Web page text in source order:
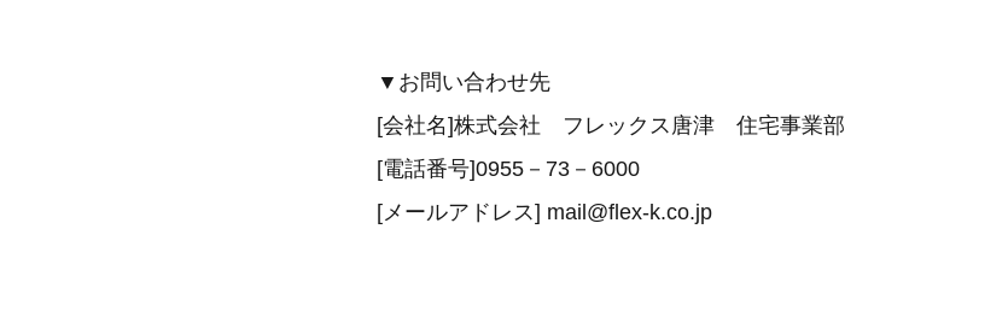
▼ お問い合わせ先
[会社名]株式会社 フレックス唐津 住宅事業部
[電話番号]0955－73－6000
[メールアドレス] mail@flex-k.co.jp